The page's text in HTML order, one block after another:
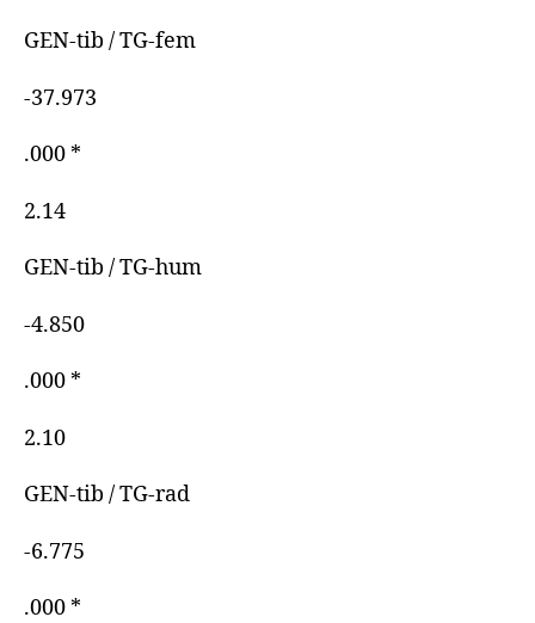
GEN-tib / TG-fem
-37.973
.000 *
2.14
GEN-tib / TG-hum
-4.850
.000 *
2.10
GEN-tib / TG-rad
-6.775
.000 *